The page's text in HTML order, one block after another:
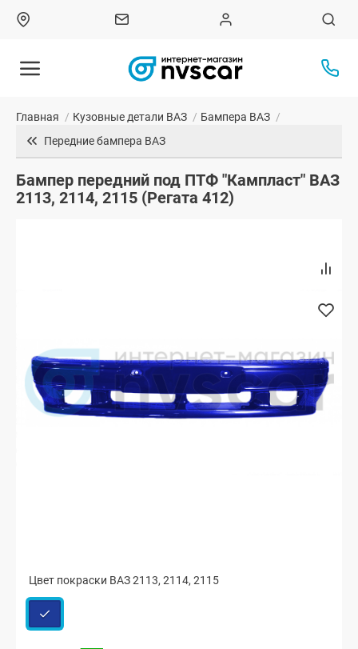
Главная / Кузовные детали ВАЗ / Бампера ВАЗ /
Передние бампера ВАЗ
Бампер передний под ПТФ "Кампласт" ВАЗ
2113, 2114, 2115 (Регата 412)
Цвет покраски ВАЗ 2113, 2114, 2115